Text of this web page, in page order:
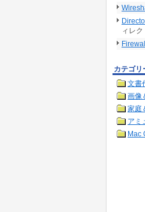
ィレ
カテゴリ
文書
画像
家庭
アミ
Mac